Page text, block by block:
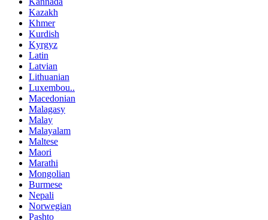
Kazakh
Khmer
Kurdish
Kyrgyz
Latin
Latvian
Lithuanian
Luxembou..
Macedonian
Malagasy
Malay
Malayalam
Maltese
Maori
Marathi
Mongolian
Burmese
Nepali
Norwegian
Pashto